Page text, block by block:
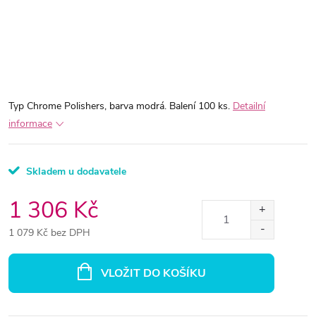
Typ Chrome Polishers, barva modrá. Balení 100 ks. Detailní
informace
Skladem u dodavatele
1 306 Kč
1 079 Kč bez DPH
VLOŽIT DO KOŠÍKU